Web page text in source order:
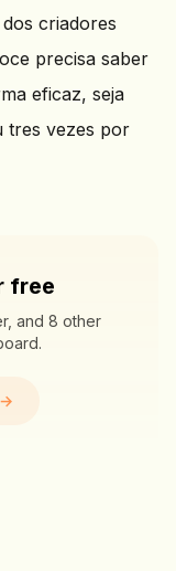
criadores
precisa saber
eficaz, seja
tres vezes por
free
and 8 other
→